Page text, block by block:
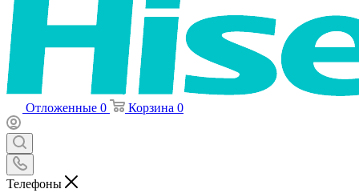
Отложенные 0 Корзина 0
Телефоны